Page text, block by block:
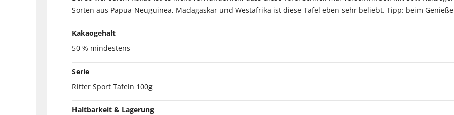
Sorten aus Papua-Neuguinea, Madagaskar und Westafrika ist diese Tafel eben sehr beliebt. Tipp: beim
Kakaogehalt
50 % mindestens
Serie
Ritter Sport Tafeln 100g
Haltbarkeit & Lagerung